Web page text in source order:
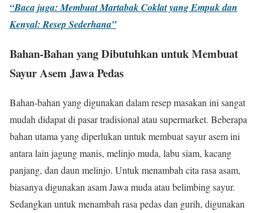
“Baca juga: Membuat Martabak Coklat yang Empuk dan
Kenyal: Resep Sederhana”
Bahan-Bahan yang Dibutuhkan untuk Membuat
Sayur Asem Jawa Pedas
Bahan-bahan yang digunakan dalam resep masakan ini sangat
mudah didapat di pasar tradisional atau supermarket. Beberapa
bahan utama yang diperlukan untuk membuat sayur asem ini
antara lain jagung manis, melinjo muda, labu siam, kacang
panjang, dan daun melinjo. Untuk menambah cita rasa asam,
biasanya digunakan asam Jawa muda atau belimbing sayur.
Sedangkan untuk menambah rasa pedas dan gurih, digunakan